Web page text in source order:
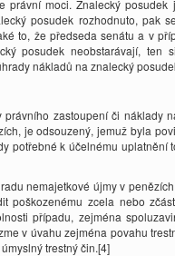
moci. Znalecký posudek
posudek rozhodnuto, pak
to, že předseda senátu a v
posudek neobstarávají, ten
nákladů na znalecký
zastoupení či náklady
je odsouzený, jemuž byla
potřebné k účelnému uplatnění
nemajetkové újmy v
poškozenému zcela nebo
případu, zejména
v úvahu zejména povahu
trestný čin.[4]